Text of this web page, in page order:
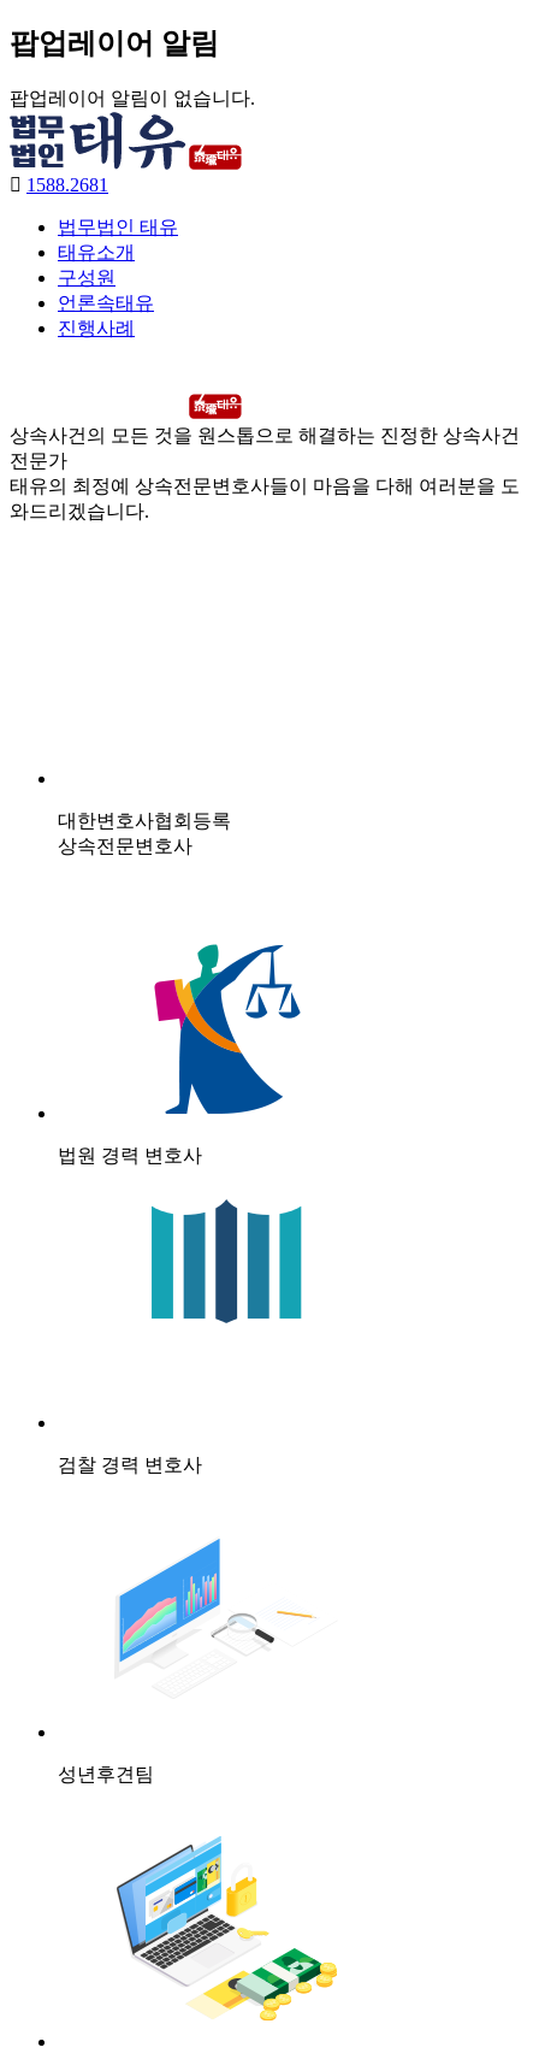
팝업레이어 알림
팝업레이어 알림이 없습니다.
1588.2681
법무법인 태유
태유소개
구성원
언론속태유
진행사례
상속사건의 모든 것을 원스톱으로 해결하는 진정한 상속사건
전문가
태유의 최정예 상속전문변호사들이 마음을 다해 여러분을 도
와드리겠습니다.
대한변호사협회등록
상속전문변호사
법원 경력 변호사
검찰 경력 변호사
성년후견팀